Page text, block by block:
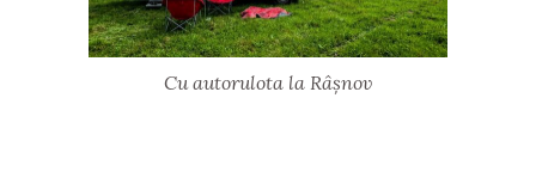
Cu autorulota la Râșnov